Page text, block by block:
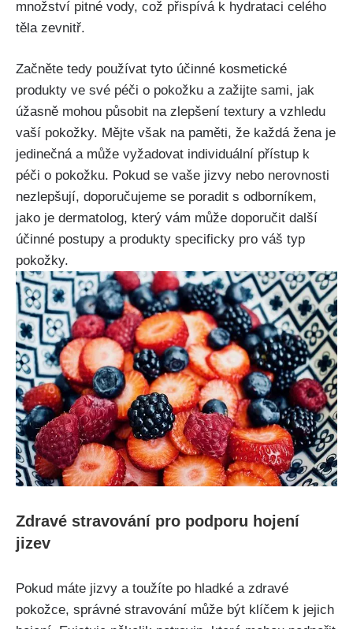
množství pitné⁢ vody, což přispívá‌ k⁢ hydrataci celého
⁤těla zevnitř.
Začněte tedy používat tyto​ účinné⁢ kosmetické ​
produkty ve⁤ své péči o pokožku a zažijte sami, jak
úžasně mohou působit na zlepšení textury a ‌vzhledu
⁢vaší pokožky.‌ Mějte však na ⁣paměti, že ⁢každá žena je
‌jedinečná a může‌ vyžadovat‌ individuální přístup k
péči o pokožku. Pokud‍ se​ vaše jizvy ⁢nebo nerovnosti
nezlepšují, ​doporučujeme se‌ poradit s odborníkem,‍
jako‌ je ​dermatolog, který vám může doporučit další⁢
účinné postupy a produkty specificky ​pro ⁣váš typ
pokožky.
Zdravé⁢ stravování ⁢pro ⁤podporu hojení
jizev
Pokud máte jizvy a toužíte po hladké ⁣a zdravé
pokožce, správné stravování může být klíčem k jejich